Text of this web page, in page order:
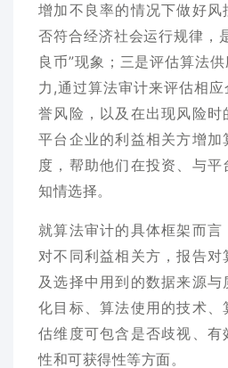
增加不良率的情况下做好风
否符合经济社会运行规律，
良币”现象；三是评估算法
力,通过算法审计来评估相
誉风险，以及在出现风险时
平台企业的利益相关方增加
度，帮助他们在投资、与平
知情选择。
就算法审计的具体框架而言
对不同利益相关方，报告
及选择中用到的数据来源
化目标、算法使用的技术
估维度可包含是否歧视、有
性和可获得性等方面。